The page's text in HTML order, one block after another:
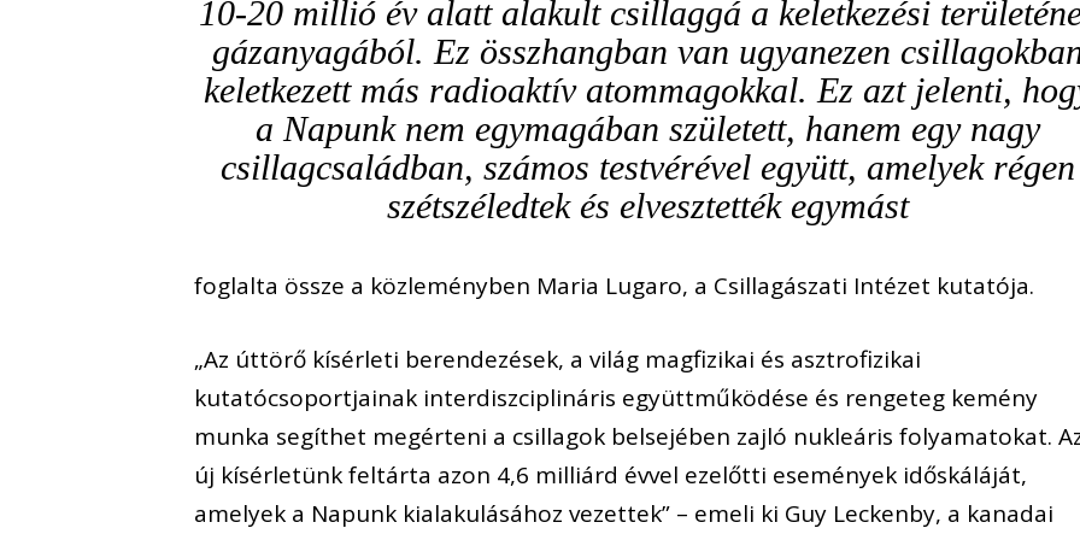
10-20 millió év alatt alakult csillaggá a keletkezési
gázanyagából. Ez összhangban van ugyanezen
keletkezett más radioaktív atommagokkal. Ez azt jelenti,
a Napunk nem egymagában született, hanem egy nagy
csillagcsaládban, számos testvérével együtt, amelyek régen
szétszéledtek és elvesztették egymást
foglalta össze a közleményben Maria Lugaro, a Csillagászati Intézet kutatója.
„Az úttörő kísérleti berendezések, a világ magfizikai és asztrofizikai
kutatócsoportjainak interdiszciplináris együttműködése és rengeteg kemény
munka segíthet megérteni a csillagok belsejében zajló nukleáris folyamatokat.
új kísérletünk feltárta azon 4,6 milliárd évvel ezelőtti események időskáláját,
amelyek a Napunk kialakulásához vezettek” – emeli ki Guy Leckenby, a kanadai